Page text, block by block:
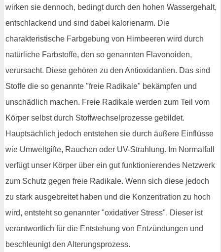
wirken sie dennoch, bedingt durch den hohen Wassergehalt,
entschlackend und sind dabei kalorienarm. Die
charakteristische Farbgebung von Himbeeren wird durch
natürliche Farbstoffe, den so genannten Flavonoiden,
verursacht. Diese gehören zu den Antioxidantien. Das sind
Stoffe die so genannte "freie Radikale" bekämpfen und
unschädlich machen. Freie Radikale werden zum Teil vom
Körper selbst durch Stoffwechselprozesse gebildet.
Hauptsächlich jedoch entstehen sie durch äußere Einflüsse
wie Umweltgifte, Rauchen oder UV-Strahlung. Im Normalfall
verfügt unser Körper über ein gut funktionierendes Netzwerk
zum Schutz gegen freie Radikale. Wenn sich diese jedoch
zu stark ausgebreitet haben und die Konzentration zu hoch
wird, entsteht so genannter "oxidativer Stress". Dieser ist
verantwortlich für die Entstehung von Entzündungen und
beschleunigt den Alterungsprozess.